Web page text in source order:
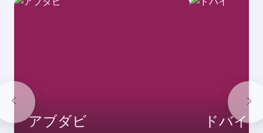
アブダビ ドバイ